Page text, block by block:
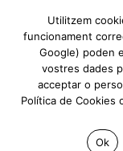
Utilitzem
funcionament
Google) poden
vostres dades
acceptar o
Política de Cookies
Ok